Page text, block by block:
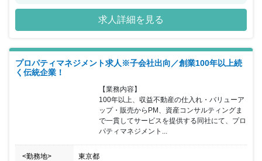
求人詳細を見る
プロパティマネジメント求人※子会社出向／創業100年以上続
く伝統企業！
【業務内容】
100年以上、収益不動産の仕入れ・バリューア
ップ・販売からPM、資産コンサルティングま
で一貫してサービスを提供する同社にて、プロ
パティマネジメント...
<勤務地> 東京都